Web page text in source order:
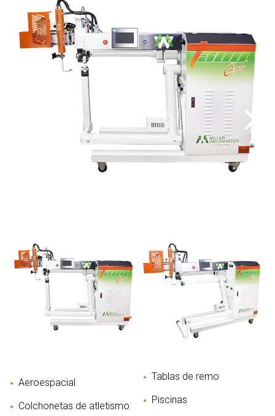
Aeroespacial
Colchonetas de atletismo
Tablas de remo
Piscinas